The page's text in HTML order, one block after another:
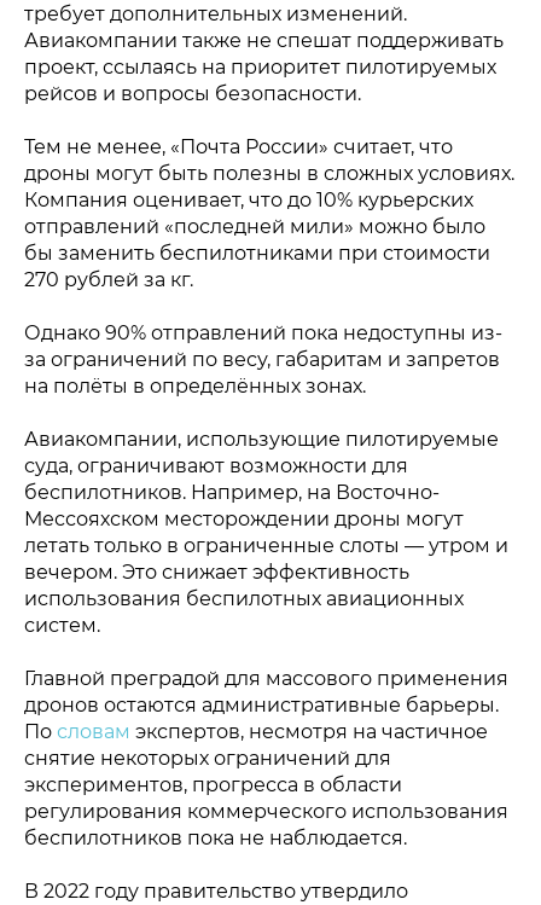
требует дополнительных изменений.
Авиакомпании также не спешат поддерживать
проект, ссылаясь на приоритет пилотируемых
рейсов и вопросы безопасности.
Тем не менее, «Почта России» считает, что
дроны могут быть полезны в сложных условиях.
Компания оценивает, что до 10% курьерских
отправлений «последней мили» можно было
бы заменить беспилотниками при стоимости
270 рублей за кг.
Однако 90% отправлений пока недоступны из-
за ограничений по весу, габаритам и запретов
на полёты в определённых зонах.
Авиакомпании, использующие пилотируемые
суда, ограничивают возможности для
беспилотников. Например, на Восточно-
Мессояхском месторождении дроны могут
летать только в ограниченные слоты — утром и
вечером. Это снижает эффективность
использования беспилотных авиационных
систем.
Главной преградой для массового применения
дронов остаются административные барьеры.
По словам экспертов, несмотря на частичное
снятие некоторых ограничений для
экспериментов, прогресса в области
регулирования коммерческого использования
беспилотников пока не наблюдается.
В 2022 году правительство утвердило